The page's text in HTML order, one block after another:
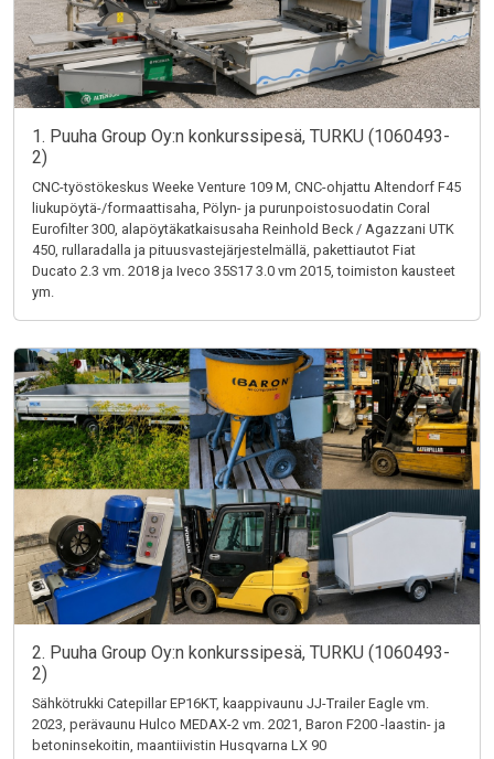
1. Puuha Group Oy:n konkurssipesä, TURKU (1060493-
2)
CNC-työstökeskus Weeke Venture 109 M, CNC-ohjattu Altendorf F45
liukupöytä-/formaattisaha, Pölyn- ja purunpoistosuodatin Coral
Eurofilter 300, alapöytäkatkaisusaha Reinhold Beck / Agazzani UTK
450, rullaradalla ja pituusvastejärjestelmällä, pakettiautot Fiat
Ducato 2.3 vm. 2018 ja Iveco 35S17 3.0 vm 2015, toimiston kausteet
ym.
2. Puuha Group Oy:n konkurssipesä, TURKU (1060493-
2)
Sähkötrukki Catepillar EP16KT, kaappivaunu JJ-Trailer Eagle vm.
2023, perävaunu Hulco MEDAX-2 vm. 2021, Baron F200 -laastin- ja
betoninsekoitin, maantiivistin Husqvarna LX 90